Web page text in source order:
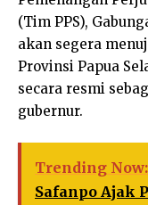
(Tim PPS),
akan segera
Provinsi Papua
secara resmi
gubernur.
Trending Now:
Safanpo Ajak